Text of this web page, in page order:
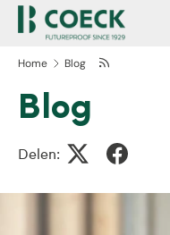
naar inhoud
Zoeken
Home Blog
Blog
Delen: